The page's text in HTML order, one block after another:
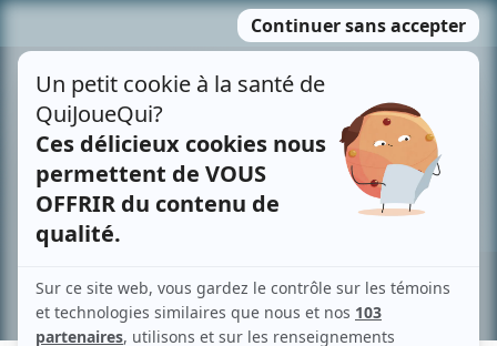
MENU
contenu
Recherche avancée »